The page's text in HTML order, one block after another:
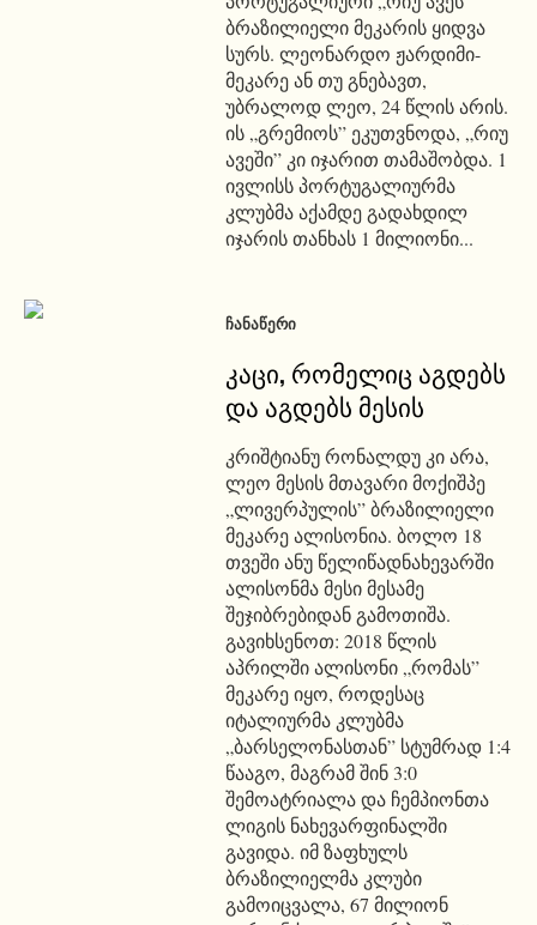
ბრაზილიელი მეკარის ყიდვა
სურს. ლეონარდო ჟარდიმი-
მეკარე ან თუ გნებავთ,
უბრალოდ ლეო, 24 წლის არის.
ის „გრემიოს” ეკუთვნოდა, „რიუ
ავეში” კი იჯარით თამაშობდა. 1
ივლისს პორტუგალიურმა
კლუბმა აქამდე გადახდილ
იჯარის თანხას 1 მილიონი...
ᲩᲐᲜᲐᲬᲔᲠᲘ
კაცი, რომელიც აგდებს
და აგდებს მესის
კრიშტიანუ რონალდუ კი არა,
ლეო მესის მთავარი მოქიშპე
„ლივერპულის” ბრაზილიელი
მეკარე ალისონია. ბოლო 18
თვეში ანუ წელიწადნახევარში
ალისონმა მესი მესამე
შეჯიბრებიდან გამოთიშა.
გავიხსენოთ: 2018 წლის
აპრილში ალისონი „რომას”
მეკარე იყო, როდესაც
იტალიურმა კლუბმა
„ბარსელონასთან” სტუმრად 1:4
წააგო, მაგრამ შინ 3:0
შემოატრიალა და ჩემპიონთა
ლიგის ნახევარფინალში
გავიდა. იმ ზაფხულს
ბრაზილიელმა კლუბი
გამოიცვალა, 67 მილიონ